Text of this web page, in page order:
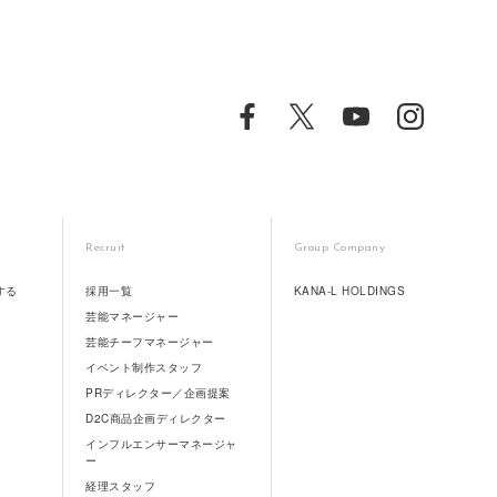
る
Recruit
採用一覧
芸能マネージャー
芸能チーフマネージャー
イベント制作スタッフ
PRディレクター／企画提案
D2C商品企画ディレクター
インフルエンサーマネージャ
ー
経理スタッフ
Group Company
KANA-L HOLDINGS